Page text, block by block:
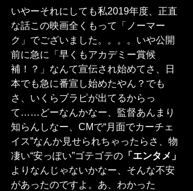
いやーそれにしても私2019年度、正直
な話この映画全くもって「ノーマー
ク」でございました。。。。いや公開
前に急に「早くもアカデミー賞候
補！？」なんて宣伝され始めてさ、日
本でも急に番宣し始めたやん？でも
さ、いくらブラピが出てるからっ
て……どーなんかなー、監督あんまり
知らんしなー、CMで“月面でカーチェ
イス”なんか見せられちゃったらさ、物
凄い“安っぽい”ゴテゴテの 「エンタメ」
よりなんじゃないかなー、そんな不安
があったのですよ。あ、わかった